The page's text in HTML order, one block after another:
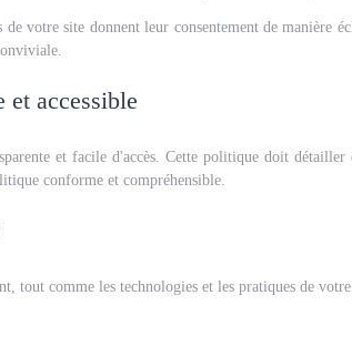
votre site donnent leur consentement de manière
et accessible
et facile d'accès. Cette politique doit
conforme et compréhensible.
tout comme les technologies et les pratiques de